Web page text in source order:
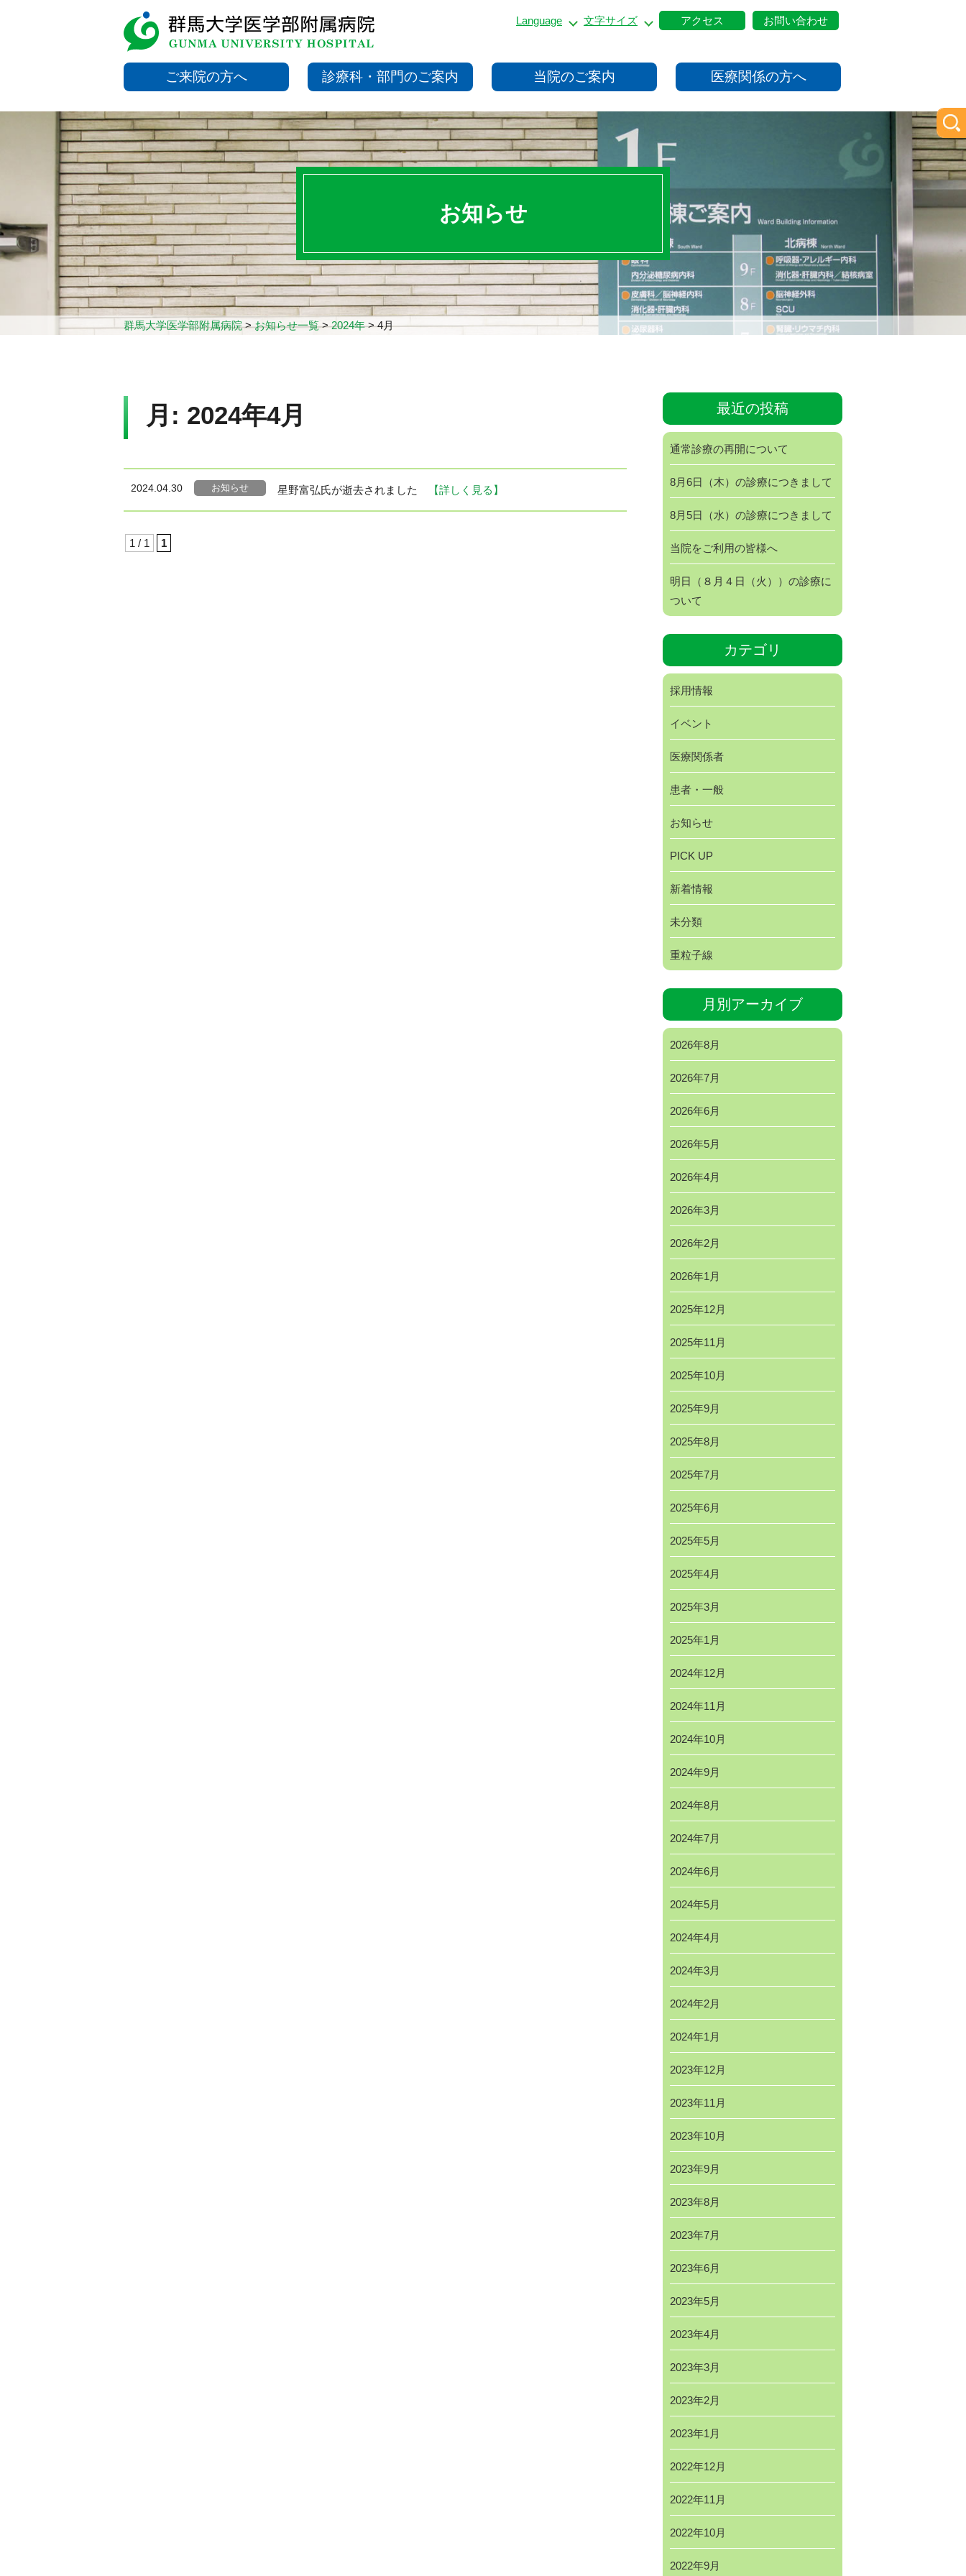
Language 文字サイズ アクセス お問い合わせ
ご来院の方へ 診療科・部門のご案内 当院のご案内 医療関係の方へ
お知らせ
群馬大学医学部附属病院>お知らせ一覧>2024年>4月
月: 2024年4月
2024.04.30 お知らせ 星野富弘氏が逝去されました 【詳しく見る】
1 / 1 1
最近の投稿
通常診療の再開について
8月6日（木）の診療につきまして
8月5日（水）の診療につきまして
当院をご利用の皆様へ
明日（８月４日（火））の診療に
ついて
カテゴリ
採用情報
イベント
医療関係者
患者・一般
お知らせ
PICK UP
新着情報
未分類
重粒子線
月別アーカイブ
2026年8月
2026年7月
2026年6月
2026年5月
2026年4月
2026年3月
2026年2月
2026年1月
2025年12月
2025年11月
2025年10月
2025年9月
2025年8月
2025年7月
2025年6月
2025年5月
2025年4月
2025年3月
2025年1月
2024年12月
2024年11月
2024年10月
2024年9月
2024年8月
2024年7月
2024年6月
2024年5月
2024年4月
2024年3月
2024年2月
2024年1月
2023年12月
2023年11月
2023年10月
2023年9月
2023年8月
2023年7月
2023年6月
2023年5月
2023年4月
2023年3月
2023年2月
2023年1月
2022年12月
2022年11月
2022年10月
2022年9月